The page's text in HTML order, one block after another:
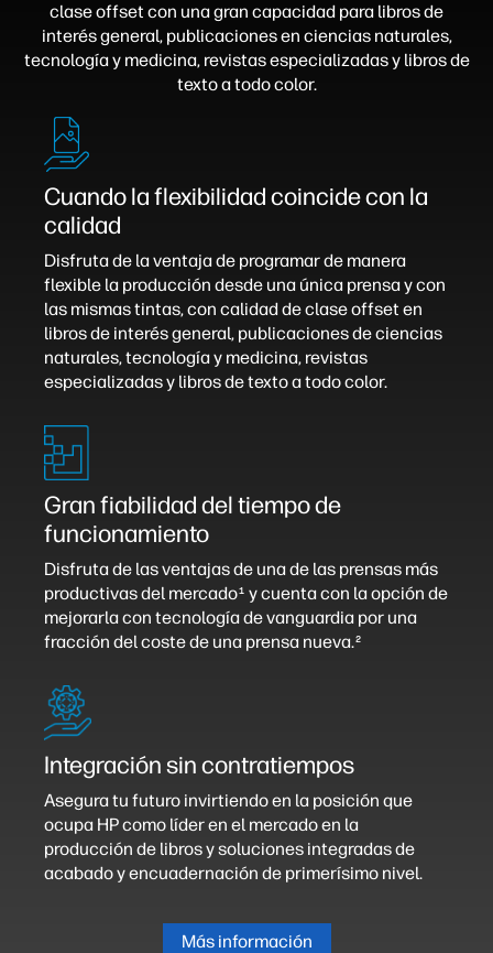
clase offset con una gran capacidad para libros de
interés general, publicaciones en ciencias naturales,
tecnología y medicina, revistas especializadas y libros de
texto a todo color.
Cuando la flexibilidad coincide con la
calidad
Disfruta de la ventaja de programar de manera
flexible la producción desde una única prensa y con
las mismas tintas, con calidad de clase offset en
libros de interés general, publicaciones de ciencias
naturales, tecnología y medicina, revistas
especializadas y libros de texto a todo color.
Gran fiabilidad del tiempo de
funcionamiento
Disfruta de las ventajas de una de las prensas más
productivas del mercado1 y cuenta con la opción de
mejorarla con tecnología de vanguardia por una
fracción del coste de una prensa nueva.2
Integración sin contratiempos
Asegura tu futuro invirtiendo en la posición que
ocupa HP como líder en el mercado en la
producción de libros y soluciones integradas de
acabado y encuadernación de primerísimo nivel.
Más información